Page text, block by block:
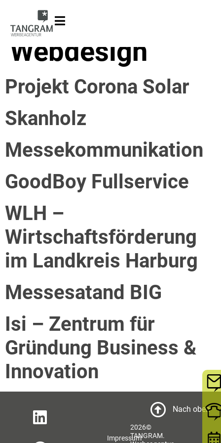
Projektbereich:
Webdesign
Projekt Corona Solar
Skanholz
Messekommunikation
GoodBoy Fullservice
WLH –
Wirtschaftsförderung
im Landkreis Harburg
Messesatand BIG
Isi – Zentrum für
Gründung Business &
Innovation
Nach oben
2026©
TANGRAM.
Impressum